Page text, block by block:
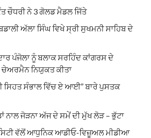
ਚੌਧਰੀ ਨੇ 3 ਗੋਲਡ ਮੈਡਲ ਜਿੱਤੇ
ਅੱਲਾ ਸਿੰਘ ਵਿਖੇ ਸ੍ਰੀ ਸੁਖਮਨੀ ਸਾਹਿਬ ਦੇ
ਪੰਜੋਲਾ ਨੂੰ ਬਲਾਕ ਸਰਹਿੰਦ ਕਾਂਗਰਸ ਦੇ
ਚੇਅਰਮੈਨ ਨਿਯੁਕਤ ਕੀਤਾ
ਸਿਹਤ ਸੰਭਾਲ ਵਿੱਚ ਏ ਆਈ” ਬਾਰੇ ਪੁਸਤਕ
ਨਾਲ ਜੋੜਨਾ ਅੱਜ ਦੇ ਸਮੇਂ ਦੀ ਮੁੱਖ ਲੋੜ – ਭੁੱਟਾ
ਵੱਲੋਂ ਆਧੁਨਿਕ ਆਡੀਓ-ਵਿਜ਼ੂਅਲ ਮੀਡੀਆ